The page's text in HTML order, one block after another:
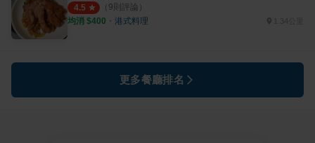
4.5 （ 9則評論）
均消 $400 ・ 港式料理 1.34公里
更多餐廳排名